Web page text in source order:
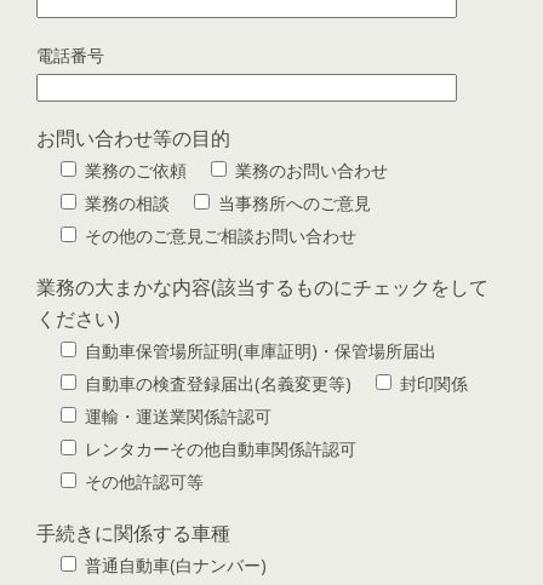
電話番号
お問い合わせ等の目的
業務のご依頼
業務のお問い合わせ
業務の相談
当事務所へのご意見
その他のご意見ご相談お問い合わせ
業務の大まかな内容(該当するものにチェックをして
ください)
自動車保管場所証明(車庫証明)・保管場所届出
自動車の検査登録届出(名義変更等)
封印関係
運輸・運送業関係許認可
レンタカーその他自動車関係許認可
その他許認可等
手続きに関係する車種
普通自動車(白ナンバー)